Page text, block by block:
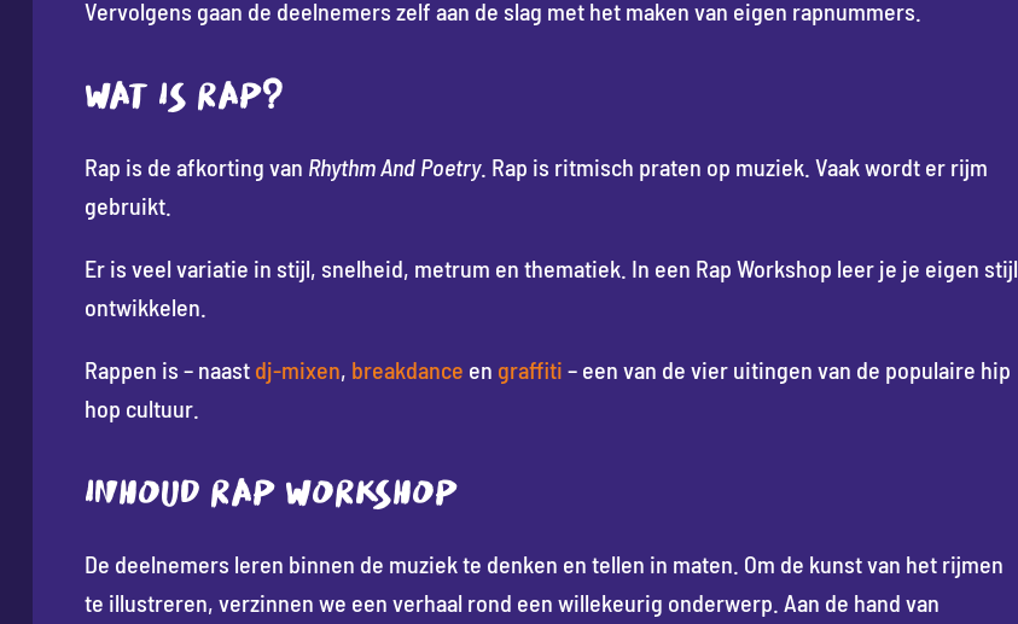
Vervolgens gaan de deelnemers zelf aan de slag met het maken van eigen rapnummers.
WAT IS RAP?
Rap is de afkorting van Rhythm And Poetry. Rap is ritmisch praten op muziek. Vaak wordt er rijm
gebruikt.
Er is veel variatie in stijl, snelheid, metrum en thematiek. In een Rap Workshop leer je je eigen stijl
ontwikkelen.
Rappen is – naast dj-mixen, breakdance en graffiti – een van de vier uitingen van de populaire hip
hop cultuur.
INHOUD RAP WORKSHOP
De deelnemers leren binnen de muziek te denken en tellen in maten. Om de kunst van het rijmen
te illustreren, verzinnen we een verhaal rond een willekeurig onderwerp. Aan de hand van